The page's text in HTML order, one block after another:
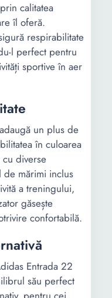
calitatea
îl oferă.
respirabilitate
l perfect pentru
sportive în aer
un plus de
în culoarea
diverse
de mărimi inclus
a treningului,
găsește
confortabilă.
Entrada 22
său perfect